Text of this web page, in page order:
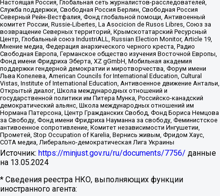
Настоящая Россия, Глобальная сеть журналистов-расследователей,
Служба поддержки, Свободная Россия Берлин, Свободная Россия
Северный Рейн-Вестфалия, Фонд глобальной помощи, Антивоенный
комитет России, Russie-Libertes, La Asocicion de Rusos Libres, Союз за
возвращение Северных территорий, Крымскотатарский Ресурсный
Центр, Глобальный союз IndustriALL, Russian Election Monitor, Article 19,
Мнение медиа, Федерация анархического черного креста, Радио
Свободная Европа, Германское общество изучения Восточной Европы,
Фонд имени Фридриха Эберта, XZ gGmbH, Мобильная академия
поддержки гендерной демократии и миротворчества, Форум имени
Льва Копелева, American Councils for International Education, Cultural
Vistas, Institute of International Education, Антивоенное движение Антальи,
Открытый диалог, Школа международных отношений и
государственной политики им Питера Мунка, Российско-канадский
демократический альянс, Школа международных отношений им
Нормана Патерсона, Центр Гражданских Свобод, Фонд Бориса Немцова
за Свободу, Фонд имени Фридриха Науманна за свободу, Феминистское
антивоенное сопротивление, Комитет независимости Ингушетии,
Прометей, Stop Occupation of Karelia, Вернись живым, Фридом Хаус,
СОТА медиа, Либерально-демократическая Лига Украины
Источник: https://minjust.gov.ru/ru/documents/7756/ данные
на 13.05.2024
* Сведения реестра НКО, выполняющих функции
иностранного агента: